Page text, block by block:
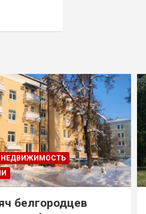
НЕДВИЖИМОСТЬ
белгородцев